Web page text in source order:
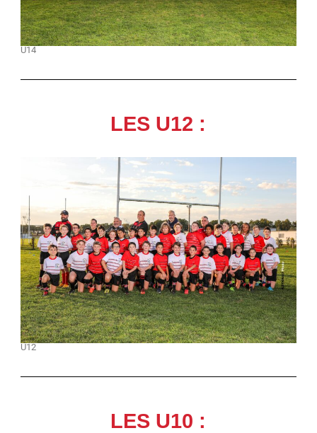
U14
LES U12 :
U12
LES U10 :